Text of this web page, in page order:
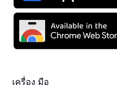
เครื่อง มือ